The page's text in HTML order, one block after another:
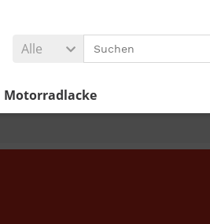
Alle
Motorradlacke